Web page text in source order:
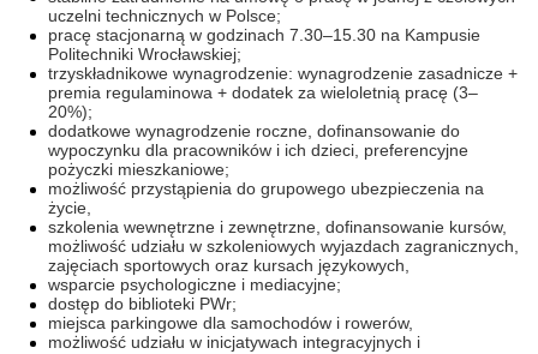
uczelni technicznych w Polsce;
pracę stacjonarną w godzinach 7.30–15.30 na Kampusie
Politechniki Wrocławskiej;
trzyskładnikowe wynagrodzenie: wynagrodzenie zasadnicze +
premia regulaminowa + dodatek za wieloletnią pracę (3–
20%);
dodatkowe wynagrodzenie roczne, dofinansowanie do
wypoczynku dla pracowników i ich dzieci, preferencyjne
pożyczki mieszkaniowe;
możliwość przystąpienia do grupowego ubezpieczenia na
życie,
szkolenia wewnętrzne i zewnętrzne, dofinansowanie kursów,
możliwość udziału w szkoleniowych wyjazdach zagranicznych,
zajęciach sportowych oraz kursach językowych,
wsparcie psychologiczne i mediacyjne;
dostęp do biblioteki PWr;
miejsca parkingowe dla samochodów i rowerów,
możliwość udziału w inicjatywach integracyjnych i